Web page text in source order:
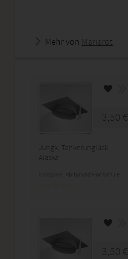
Mehr von Mariarot
3,50 €
Jungk, Tankerunglück
Alaska
Abitur und Hochschule
3,50 €